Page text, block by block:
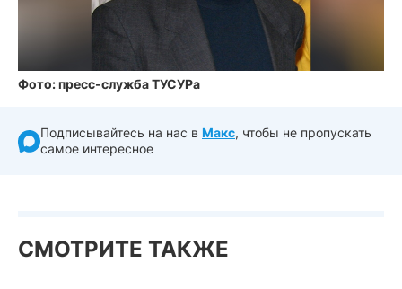
Фото: пресс-служба ТУСУРа
Подписывайтесь на нас в Макс, чтобы не пропускать
самое интересное
СМОТРИТЕ ТАКЖЕ